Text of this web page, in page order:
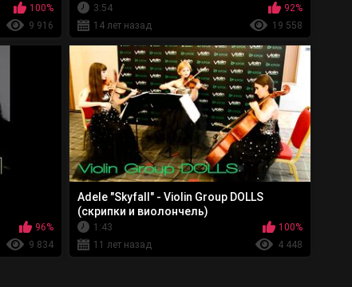
100%
9 916
3:54
92%
14 лет назад
19 558
96%
9 834
Adele "Skyfall" - Violin Group DOLLS
(скрипки и виолончель)
1:43
100%
11 лет назад
4 448